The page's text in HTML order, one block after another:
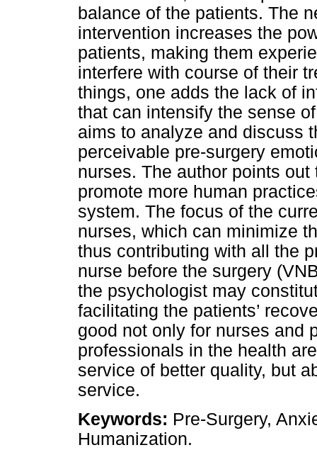
balance of the patients. The
intervention increases the
patients, making them
interfere with course of their
things, one adds the lack of
that can intensify the sense
aims to analyze and discuss
perceivable pre-surgery
nurses. The author points
promote more human
system. The focus of the
nurses, which can minimize
thus contributing with all the
nurse before the surgery
the psychologist may
facilitating the patients’
good not only for nurses and
professionals in the health
service of better quality, but
service.
Keywords: Pre-Surgery,
Humanization.